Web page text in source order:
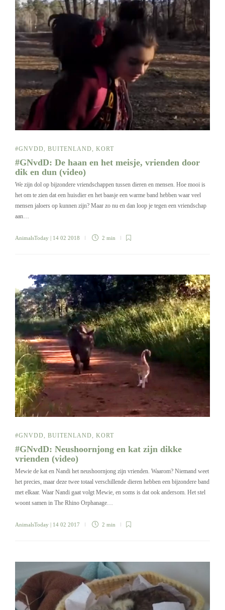
#GNVDD, BUITENLAND, KORT
#GNvdD: De haan en het meisje, vrienden door
dik en dun (video)
We zijn dol op bijzondere vriendschappen tussen dieren en mensen. Hoe mooi is
het om te zien dat een huisdier en het baasje een warme band hebben waar veel
mensen jaloers op kunnen zijn? Maar zo nu en dan loop je tegen een vriendschap
aan…
AnimalsToday | 14 02 2018 2 min
#GNVDD, BUITENLAND, KORT
#GNvdD: Neushoornjong en kat zijn dikke
vrienden (video)
Mewie de kat en Nandi het neushoornjong zijn vrienden. Waarom? Niemand weet
het precies, maar deze twee totaal verschillende dieren hebben een bijzondere band
met elkaar. Waar Nandi gaat volgt Mewie, en soms is dat ook andersom. Het stel
woont samen in The Rhino Orphanage…
AnimalsToday | 14 02 2017 2 min